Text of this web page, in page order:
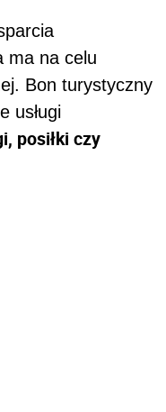
ma na celu
Bon turystyczny
usługi
posiłki czy